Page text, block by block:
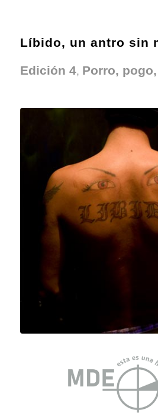
Líbido, un antro sin
Edición 4, Porro,